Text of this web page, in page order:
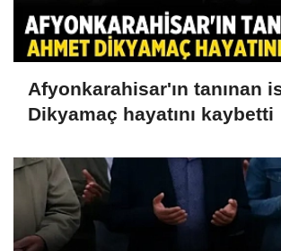
Afyonkarahisar'ın tanınan
Dikyamaç hayatını kaybetti